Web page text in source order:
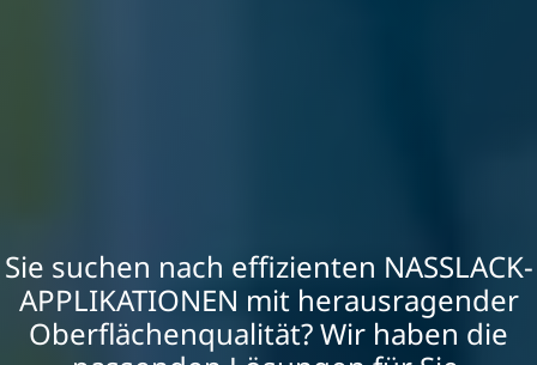
Sie suchen nach effizienten NASSLACK-
APPLIKATIONEN mit herausragender
Oberflächenqualität? Wir haben die